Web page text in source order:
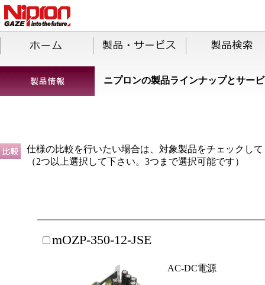
ニプロンの製品ラインナップとサー
仕様の比較を行いたい場合は、対象製品をチェックし
（2つ以上選択して下さい。3つまで選択可能です）
mOZP-350-12-JSE
AC-DC電源